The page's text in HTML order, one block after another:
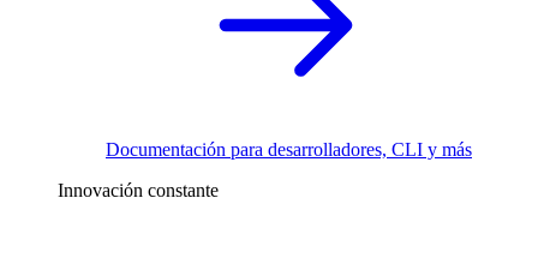
Documentación para desarrolladores, CLI y más
Innovación constante